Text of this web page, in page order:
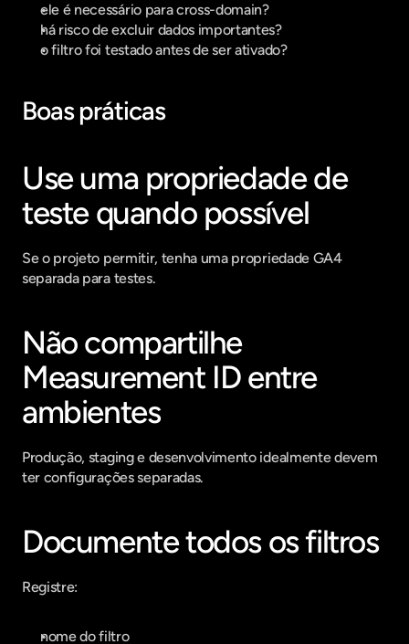
ele é necessário para cross-domain?
há risco de excluir dados importantes?
o filtro foi testado antes de ser ativado?
Boas práticas
Use uma propriedade de
teste quando possível
Se o projeto permitir, tenha uma propriedade GA4
separada para testes.
Não compartilhe
Measurement ID entre
ambientes
Produção, staging e desenvolvimento idealmente devem
ter configurações separadas.
Documente todos os filtros
Registre:
nome do filtro